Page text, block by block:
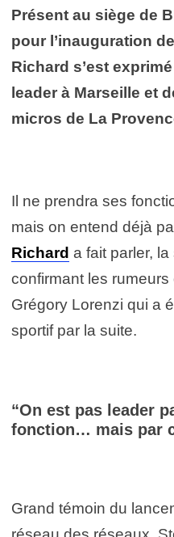
Présent au siège de
pour l’inauguration
Richard s’est
leader à Marseille et
micros de La
Il ne prendra ses
mais on entend déjà
Richard a fait parler,
confirmant les rumeurs
Grégory Lorenzi qui a
sportif par la suite.
“On est pas leader
fonction… mais par
Grand témoin du